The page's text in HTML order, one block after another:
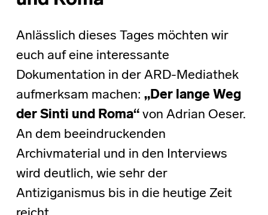
Anlässlich dieses Tages möchten wir
euch auf eine interessante
Dokumentation in der ARD-Mediathek
aufmerksam machen: „Der lange Weg
der Sinti und Roma“von Adrian Oeser.
An dem beeindruckenden
Archivmaterial und in den Interviews
wird deutlich, wie sehr der
Antiziganismus bis in die heutige Zeit